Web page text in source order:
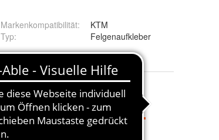
Markenkompatibilität:
KTM
Typ: Felgenaufkleber